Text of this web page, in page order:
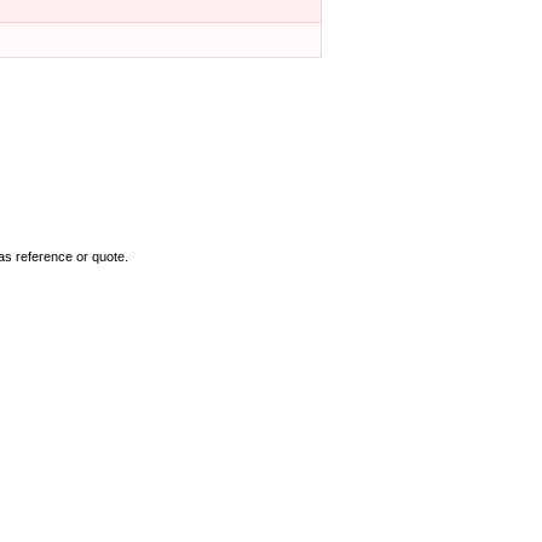
reference or quote.